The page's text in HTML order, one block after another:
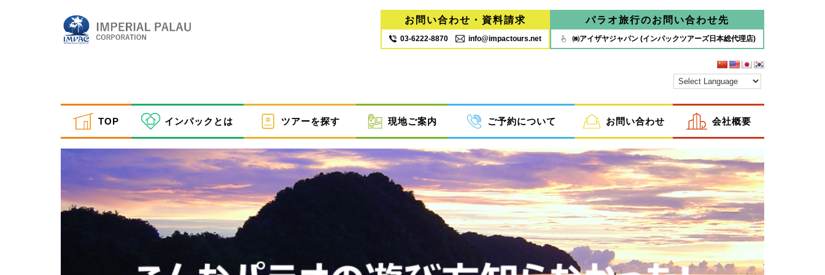
お問い合わせ・資料請求
03‐6222‐8870 info@impactours.net
パラオ旅行のお問い合わせ先
㈱アイザヤジャパン (インパックツアーズ日本総代理店)
TOP インパックとは ツアーを探す 現地ご案内 ご予約について お問い合わせ 会社概要